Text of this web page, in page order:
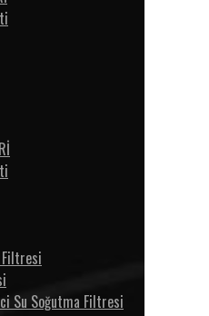
Filtresi
Su Soğutma Filtresi